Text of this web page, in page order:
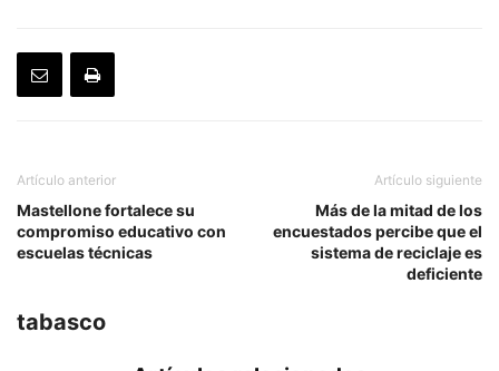
Artículo anterior
Mastellone fortalece su
compromiso educativo con
escuelas técnicas
Artículo siguiente
Más de la mitad de los
encuestados percibe que el
sistema de reciclaje es
deficiente
tabasco